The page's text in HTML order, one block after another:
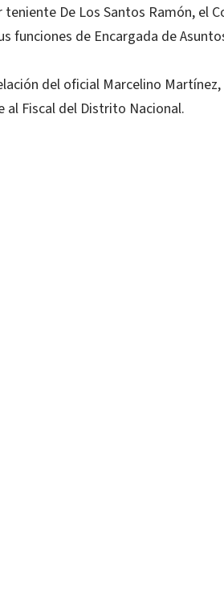
De Los Santos Ramón, el
funciones de Encargada de
del oficial Marcelino
al Fiscal del Distrito Nacional.